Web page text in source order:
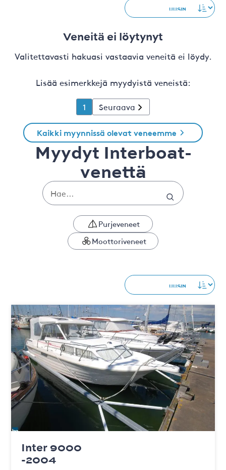
Veneitä ei löytynyt
Valitettavasti hakuasi vastaavia veneitä ei löydy.
Lisää esimerkkejä myydyistä veneistä:
1 Seuraava
Kaikki myynnissä olevat veneemme
Myydyt Interboat-
venettä
Purjeveneet
Moottoriveneet
Inter 9000
-2004